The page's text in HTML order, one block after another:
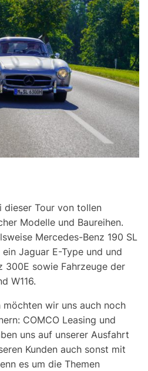
dieser Tour von tollen
Modelle und Baureihen.
Mercedes-Benz 190 SL
Jaguar E-Type und und
300E sowie Fahrzeuge der
W116.
wir uns auch noch
COMCO Leasing und
uns auf unserer Ausfahrt
Kunden auch sonst mit
es um die Themen